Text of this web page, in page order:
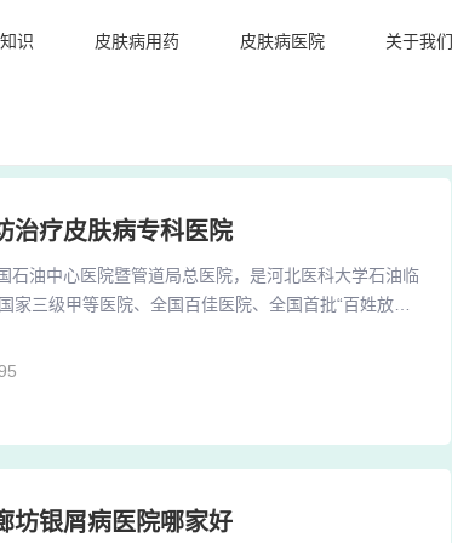
识 皮肤病用药 皮肤病医院 关于我们
治疗皮肤病专科医院
石油中心医院暨管道局总医院，是河北医科大学石油临
三级甲等医院、全国百佳医院、全国首批“百姓放心
医院。2、廊坊市人民医院：廊坊市人民医院是廊坊地
坊银屑病医院哪家好